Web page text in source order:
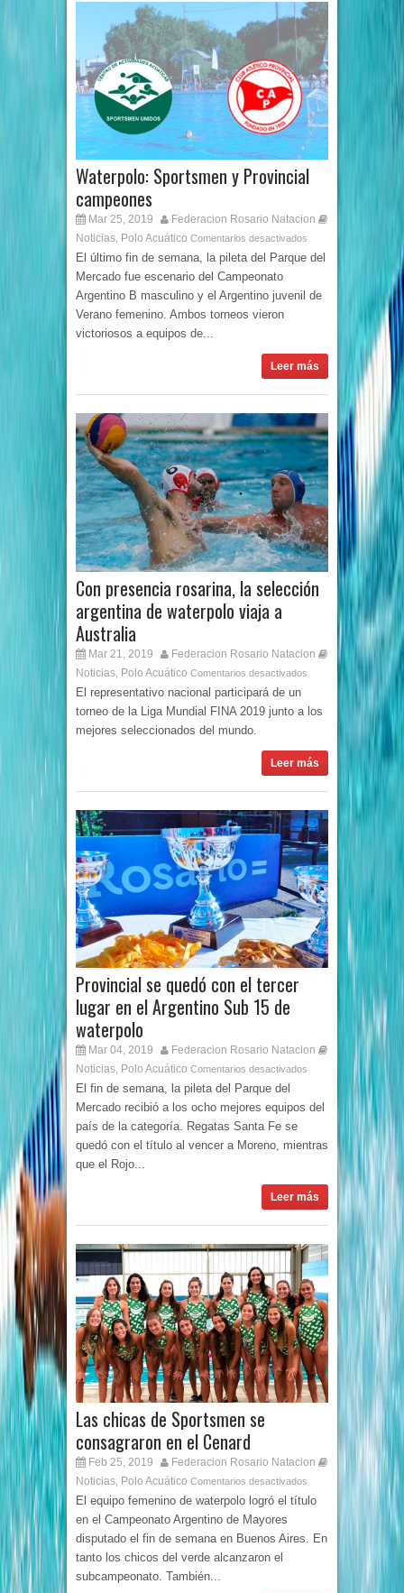
Waterpolo: Sportsmen y Provincial
campeones
Mar 25, 2019
Federacion Rosario Natacion
Noticias, Polo Acuático Comentarios desactivados
El último fin de semana, la pileta del Parque del
Mercado fue escenario del Campeonato
Argentino B masculino y el Argentino juvenil de
Verano femenino. Ambos torneos vieron
victoriosos a equipos de...
Leer más
Con presencia rosarina, la selección
argentina de waterpolo viaja a
Australia
Mar 21, 2019
Federacion Rosario Natacion
Noticias Polo Acuático Comentarios desactivados
El representativo nacional participará de un
torneo de la Liga Mundial FINA 2019 junto a los
mejores seleccionados del mundo.
Leer más
Provincial se quedó con el tercer
lugar en el Argentino Sub 15 de
waterpolo
Mar 04, 2019
Federacion Rosario Natacion
Noticias Polo Acuático Comentarios desactivados
El fin de semana, la pileta del Parque del
Mercado recibió a los ocho mejores equipos del
país de la categoría. Regatas Santa Fe se
quedó con el título al vencer a Moreno, mientras
que el Rojo...
Leer más
Las chicas de Sportsmen se
consagraron en el Cenard
Feb 25, 2019
Federacion Rosario Natacion
Noticias Polo Acuático Comentarios desactivados
El equipo femenino de waterpolo logró el título
en el Campeonato Argentino de Mayores
disputado el fin de semana en Buenos Aires. En
tanto los chicos del verde alcanzaron el
subcampeonato. También...